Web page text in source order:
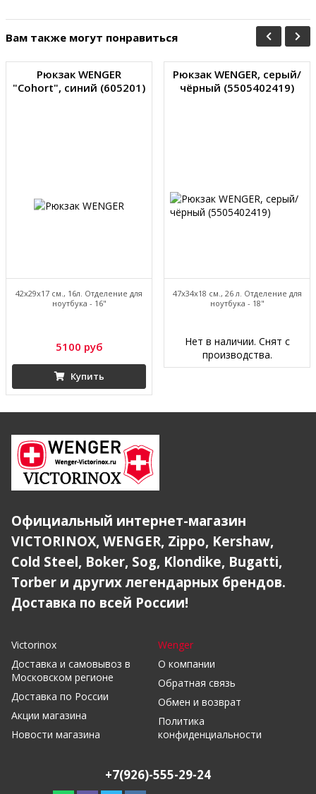
Вам также могут понравиться
Рюкзак WENGER
"Cohort", синий (605201)
42x29x17 см., 16л. Отделение для
ноутбука - 16"
5100 руб
Купить
Рюкзак WENGER, серый/
чёрный (5505402419)
47х34х18 см., 26 л. Отделение для
ноутбука - 18"
Нет в наличии. Снят с
производства.
Официальный интернет-магазин
VICTORINOX, WENGER, Zippo, Kershaw,
Cold Steel, Boker, Sog, Klondike, Bugatti,
Torber и других легендарных брендов.
Доставка по всей России!
Victorinox
Доставка и самовывоз в
Московском регионе
Доставка по России
Акции магазина
Новости магазина
Wenger
О компании
Обратная связь
Обмен и возврат
Политика
конфиденциальности
+7(926)-555-29-24